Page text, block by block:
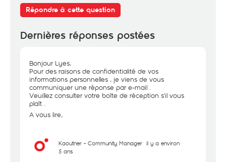
Répondre à cette question
Dernières réponses postées
Bonjour Lyes,
Pour des raisons de confidentialité de vos
informations personnelles , je viens de vous
communiquer une réponse par e-mail .
Veuillez consulter votre boîte de réception s'il vous
plaît .
A vous lire,
Kaouther - Community Manager il y a environ
5 ans